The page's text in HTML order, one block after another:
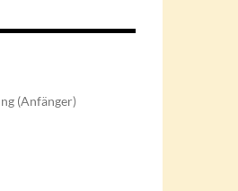
(Anfänger)